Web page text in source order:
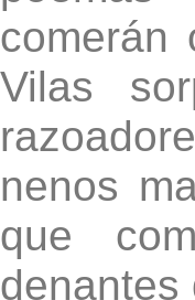
comerán
Vilas
nenos
que
denantes